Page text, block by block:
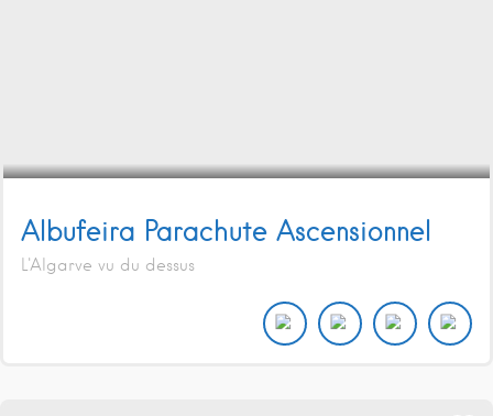
Albufeira Parachute Ascensionnel
L'Algarve vu du dessus